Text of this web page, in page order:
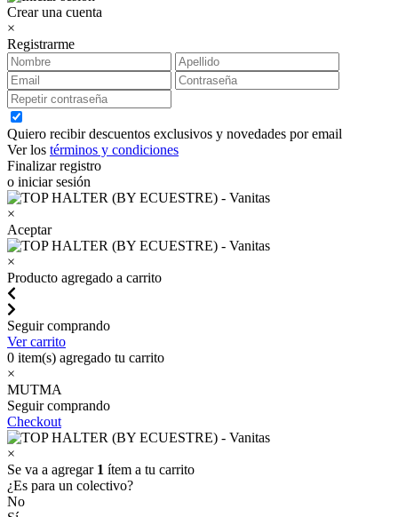
Crear una cuenta
×
Registrarme
Quiero recibir descuentos exclusivos y novedades por email
Ver los términos y condiciones
Finalizar registro
o iniciar sesión
×
Aceptar
×
Producto agregado a carrito
Seguir comprando
Ver carrito
0 item(s) agregado tu carrito
×
MUTMA
Seguir comprando
Checkout
×
Se va a agregar 1 ítem a tu carrito
¿Es para un colectivo?
No